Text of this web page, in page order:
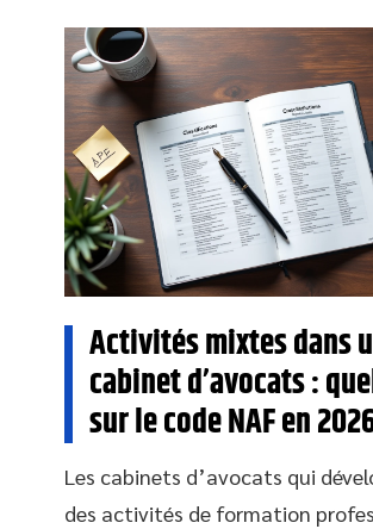
Activités mixtes dans
cabinet d’avocats :
sur le code NAF en
Les cabinets d’avocats qui
des activités de formation